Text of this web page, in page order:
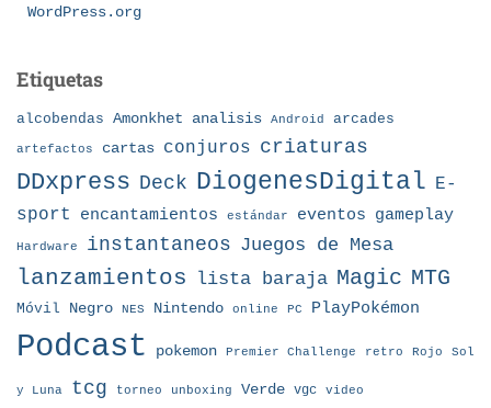
WordPress.org
Etiquetas
alcobendas Amonkhet analisis Android arcades
artefactos cartas conjuros criaturas
DDxpress Deck DiogenesDigital E-
sport
encantamientos estándar eventos gameplay
Hardware instantaneos Juegos de Mesa
lanzamientos lista baraja Magic MTG
Móvil Negro NES Nintendo online PC PlayPokémon
Podcast pokemon Premier Challenge retro Rojo Sol
y Luna tcg torneo unboxing Verde vgc video